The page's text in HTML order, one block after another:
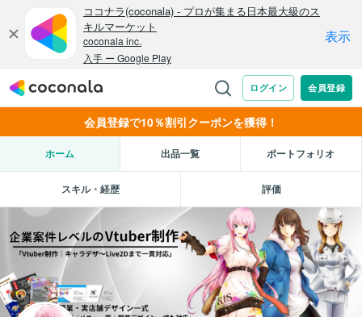
会員登録で10％割引クーポンを獲得！
ホーム 出品一覧 ポートフォリオ
スキル・経歴 評価